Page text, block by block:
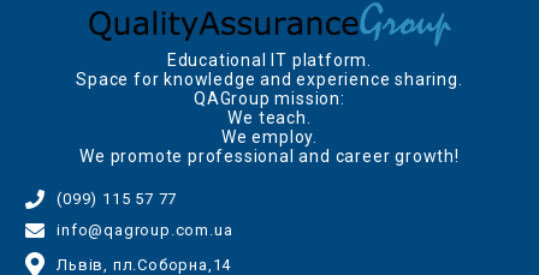
Educational IT platform.
Space for knowledge and experience sharing.
QAGroup mission:
We teach.
We employ.
We promote professional and career growth!
(099) 115 57 77
info@qagroup.com.ua
Львів, пл.Соборна,14